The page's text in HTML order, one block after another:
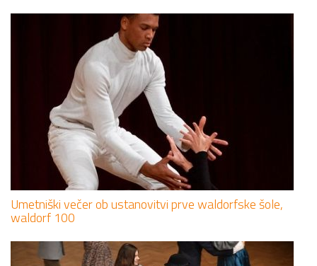
Umetniški večer ob ustanovitvi prve waldorfske šole,
waldorf 100